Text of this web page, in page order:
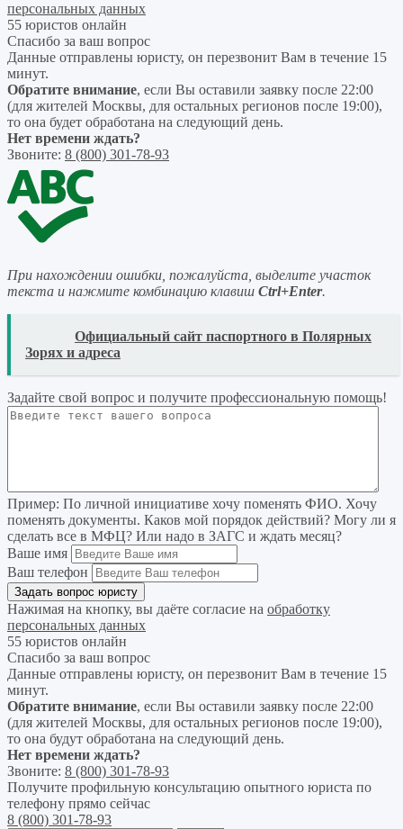
персональных данных
55 юристов онлайн
Спасибо за ваш вопрос
Данные отправлены юристу, он перезвонит Вам в течение 15
минут.
Обратите внимание, если Вы оставили заявку после 22:00
(для жителей Москвы, для остальных регионов после 19:00),
то она будет обработана на следующий день.
Нет времени ждать?
Звоните: 8 (800) 301-78-93
При нахождении ошибки, пожалуйста, выделите участок
текста и нажмите комбинацию клавиш Ctrl+Enter.
Официальный сайт паспортного в Полярных
Зорях и адреса
Задайте свой вопрос и получите профессиональную помощь!
Пример: По личной инициативе хочу поменять ФИО. Хочу
поменять документы. Каков мой порядок действий? Могу ли я
сделать все в МФЦ? Или надо в ЗАГС и ждать месяц?
Ваше имя
Ваш телефон
Нажимая на кнопку, вы даёте согласие на обработку
персональных данных
55 юристов онлайн
Спасибо за ваш вопрос
Данные отправлены юристу, он перезвонит Вам в течение 15
минут.
Обратите внимание, если Вы оставили заявку после 22:00
(для жителей Москвы, для остальных регионов после 19:00),
то она будут обработана на следующий день.
Нет времени ждать?
Звоните: 8 (800) 301-78-93
Получите профильную консультацию опытного юриста по
телефону прямо сейчас
8 (800) 301-78-93